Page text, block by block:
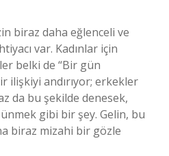
biraz daha eğlenceli ve
var. Kadınlar için
belki de “Bir gün
ilişkiyi andırıyor; erkekler
da bu şekilde denesek,
gibi bir şey. Gelin, bu
biraz mizahi bir gözle